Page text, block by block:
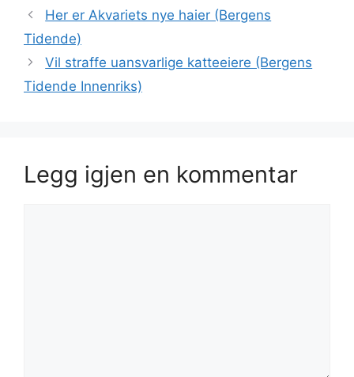
Her er Akvariets nye haier (Bergens
Tidende)
Vil straffe uansvarlige katteeiere (Bergens
Tidende Innenriks)
Legg igjen en kommentar